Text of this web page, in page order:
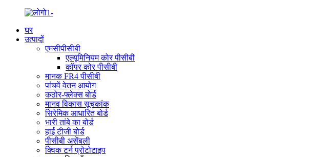
घर
उत्पादों
एमसीपीसीबी
एल्यूमिनियम कोर पीसीबी
कॉपर कोर पीसीबी
मानक FR4 पीसीबी
पांचवें वेतन आयोग
कठोर-फ्लेक्स बोर्ड
मानव विकास सूचकांक
सिरेमिक आधारित बोर्ड
भारी तांबे का बोर्ड
हाई टीजी बोर्ड
पीसीबी असेंबली
क्विक टर्न प्रोटोटाइप